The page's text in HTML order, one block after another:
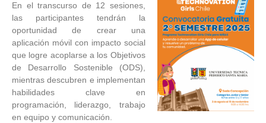
En el transcurso de 12 sesiones,
las participantes tendrán la
oportunidad de crear una
aplicación móvil con impacto social
que logre acoplarse a los Objetivos
de Desarrollo Sostenible (ODS),
mientras descubren e implementan
habilidades clave en
programación, liderazgo, trabajo
en equipo y comunicación.